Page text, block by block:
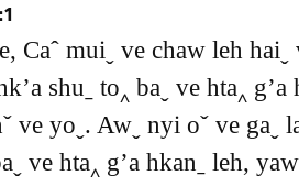
Caˆ muiˬ ve chaw leh haiˬ
shuˍ to‸ baˬ ve hta‸ gʼa
ve yoˬ. Awˬ nyi oˇ ve gaˬ
ve hta‸ gʼa hkanˍ leh,